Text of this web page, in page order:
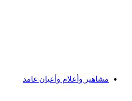
مشاهير وأعلام وأعيان غامد